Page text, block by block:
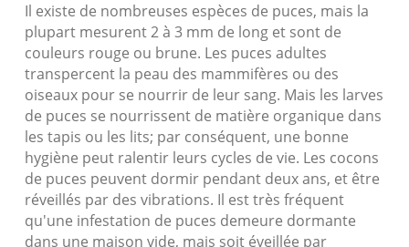
Il existe de nombreuses espèces de puces, mais la
plupart mesurent 2 à 3 mm de long et sont de
couleurs rouge ou brune. Les puces adultes
transpercent la peau des mammifères ou des
oiseaux pour se nourrir de leur sang. Mais les larves
de puces se nourrissent de matière organique dans
les tapis ou les lits; par conséquent, une bonne
hygiène peut ralentir leurs cycles de vie. Les cocons
de puces peuvent dormir pendant deux ans, et être
réveillés par des vibrations. Il est très fréquent
qu'une infestation de puces demeure dormante
dans une maison vide, mais soit éveillée par